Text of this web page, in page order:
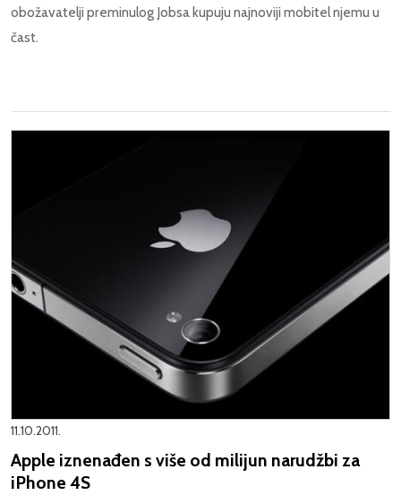
obožavatelji preminulog Jobsa kupuju najnoviji mobitel njemu u
čast.
11.10.2011.
Apple iznenađen s više od milijun narudžbi za
iPhone 4S